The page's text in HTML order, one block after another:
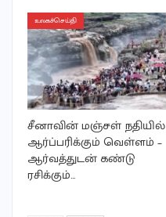
உலகச்செய்தி
சீனாவின் மஞ்சள் நதியில்
ஆர்ப்பரிக்கும் வெள்ளம் –
ஆர்வத்துடன் கண்டு
ரசிக்கும்…